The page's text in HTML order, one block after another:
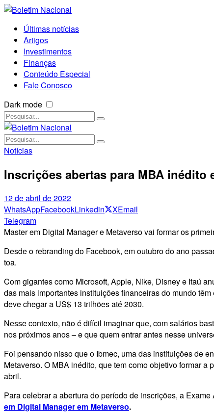
Últimas notícias
Artigos
Investimentos
Finanças
Conteúdo Especial
Fale Conosco
Dark mode
Notícias
Inscrições abertas para MBA inédito
12 de abril de 2022
WhatsAppFacebookLinkedin XEmail
Telegram
Master em Digital Manager e Metaverso vai formar os
Desde o rebranding do Facebook, em outubro do ano
toa.
Com gigantes como Microsoft, Apple, Nike, Disney e Itaú
das mais importantes instituições financeiras do mundo
deve chegar a US$ 13 trilhões até 2030.
Nesse contexto, não é difícil imaginar que, com salários
nos próximos anos – e que quem entrar antes nesse
Foi pensando nisso que o Ibmec, uma das instituições de
Metaverso. O MBA inédito, que tem como objetivo formar
abril.
Para celebrar a abertura do período de inscrições, a
em Digital Manager em Metaverso.